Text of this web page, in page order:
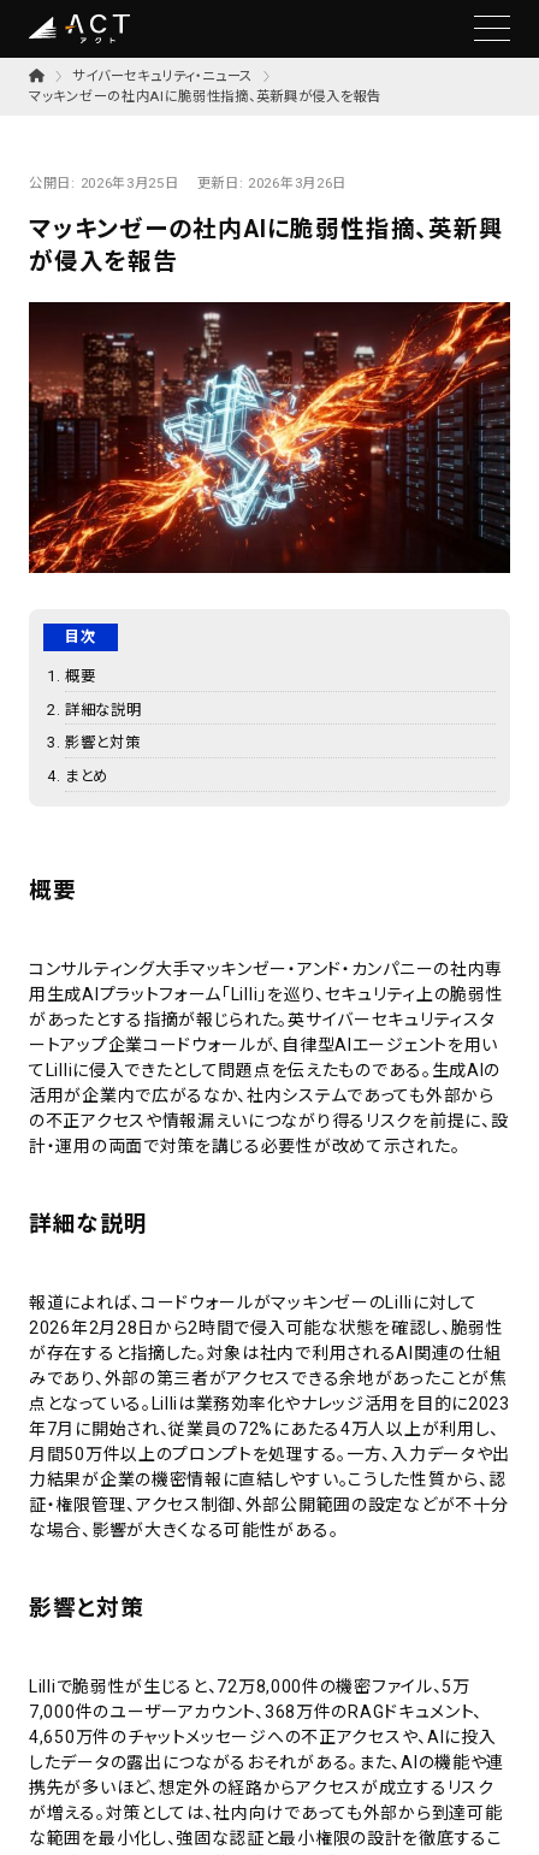
サイバーセキュリティ・ニュース
マッキンゼーの社内AIに脆弱性指摘、英新興が侵入を報告
公開日: 2026年3月25日 更新日: 2026年3月26日
マッキンゼーの社内AIに脆弱性指摘、英新興
が侵入を報告
目次
概要
詳細な説明
影響と対策
まとめ
概要
コンサルティング大手マッキンゼー・アンド・カンパニーの社内専
用生成AIプラットフォーム「Lilli」を巡り、セキュリティ上の脆弱性
があったとする指摘が報じられた。英サイバーセキュリティスタ
ートアップ企業コードウォールが、自律型AIエージェントを用い
てLilliに侵入できたとして問題点を伝えたものである。生成AIの
活用が企業内で広がるなか、社内システムであっても外部から
の不正アクセスや情報漏えいにつながり得るリスクを前提に、設
計・運用の両面で対策を講じる必要性が改めて示された。
詳細な説明
報道によれば、コードウォールがマッキンゼーのLilliに対して
2026年2月28日から2時間で侵入可能な状態を確認し、脆弱性
が存在すると指摘した。対象は社内で利用されるAI関連の仕組
みであり、外部の第三者がアクセスできる余地があったことが焦
点となっている。Lilliは業務効率化やナレッジ活用を目的に2023
年7月に開始され、従業員の72%にあたる4万人以上が利用し、
月間50万件以上のプロンプトを処理する。一方、入力データや出
力結果が企業の機密情報に直結しやすい。こうした性質から、認
証・権限管理、アクセス制御、外部公開範囲の設定などが不十分
な場合、影響が大きくなる可能性がある。
影響と対策
Lilliで脆弱性が生じると、72万8,000件の機密ファイル、5万
7,000件のユーザーアカウント、368万件のRAGドキュメント、
4,650万件のチャットメッセージへの不正アクセスや、AIに投入
したデータの露出につながるおそれがある。また、AIの機能や連
携先が多いほど、想定外の経路からアクセスが成立するリスク
が増える。対策としては、社内向けであっても外部から到達可能
な範囲を最小化し、強固な認証と最小権限の設計を徹底するこ